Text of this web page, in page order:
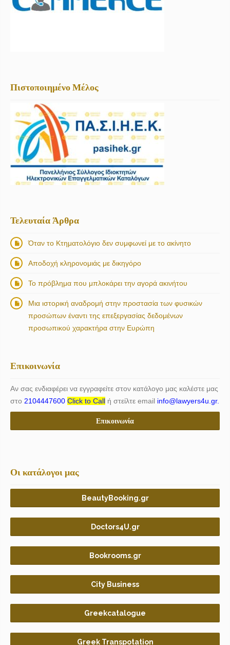
Πιστοποιημένο Μέλος
Τελευταία Άρθρα
Όταν το Κτηματολόγιο δεν συμφωνεί με το ακίνητο
Αποδοχή κληρονομιάς με δικηγόρο
Το πρόβλημα που μπλοκάρει την αγορά ακινήτου
Μια ιστορική αναδρομή στην προστασία των φυσικών
προσώπων έναντι της επεξεργασίας δεδομένων
προσωπικού χαρακτήρα στην Ευρώπη
Επικοινωνία
Αν σας ενδιαφέρει να εγγραφείτε στον κατάλογο μας καλέστε μας
στο 2104447600 Click to Call ή στείλτε email info@lawyers4u.gr.
Επικοινωνία
Οι κατάλογοι μας
BeautyBooking.gr
Doctors4U.gr
Bookrooms.gr
City Business
Greekcatalogue
Greek Transpotation